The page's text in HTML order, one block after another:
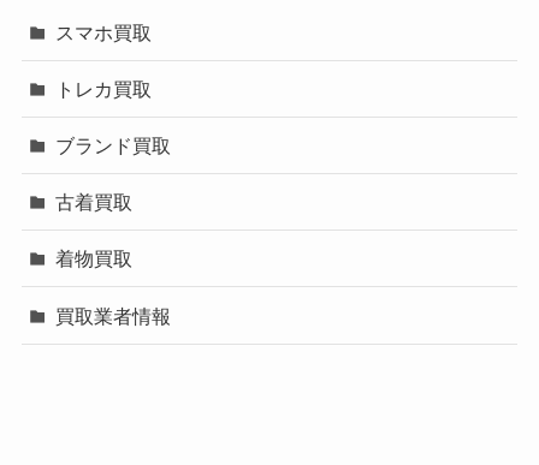
スマホ買取
トレカ買取
ブランド買取
古着買取
着物買取
買取業者情報